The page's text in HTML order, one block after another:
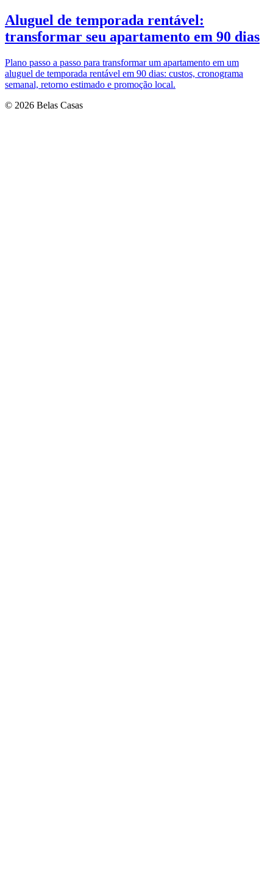
Aluguel de temporada rentável:
transformar seu apartamento em 90 dias
Plano passo a passo para transformar um apartamento em um
aluguel de temporada rentável em 90 dias: custos, cronograma
semanal, retorno estimado e promoção local.
© 2026 Belas Casas